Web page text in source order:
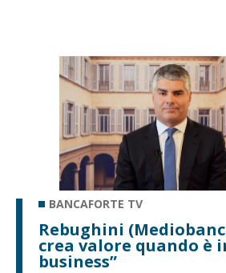
BANCAFORTE TV
Rebughini
crea valore quando è
business”